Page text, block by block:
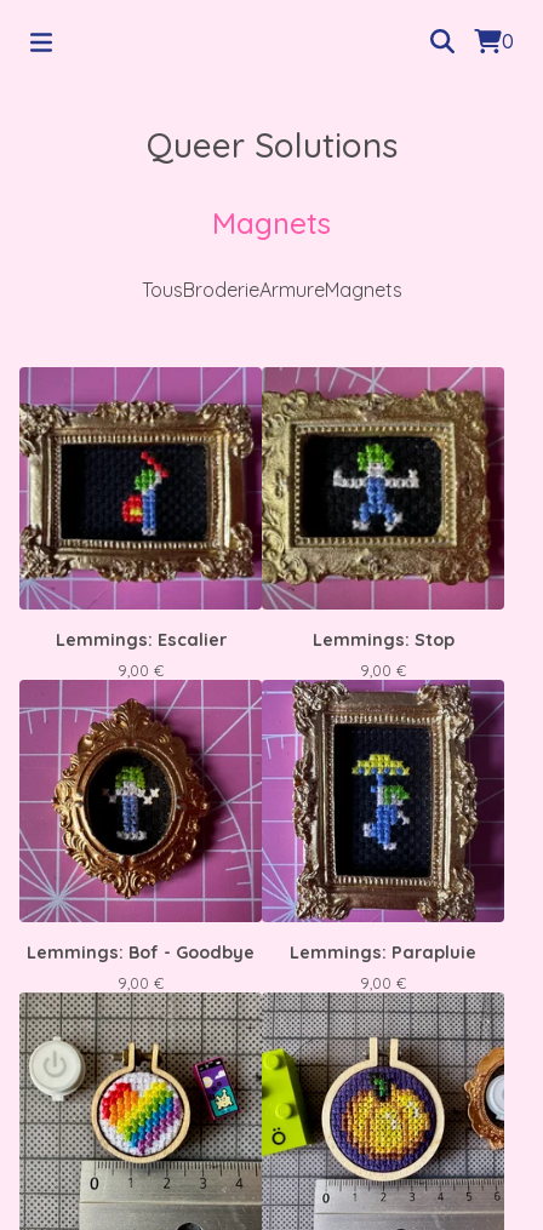
0
Queer Solutions
Magnets
TousBroderieArmureMagnets
Lemmings: Escalier
9,00 €
Lemmings: Stop
9,00 €
Lemmings: Bof - Goodbye
9,00 €
Lemmings: Parapluie
9,00 €